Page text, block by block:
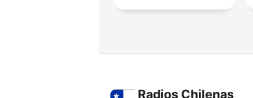
Radios Chilenas